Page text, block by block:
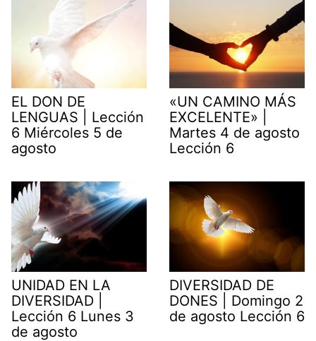
EL DON DE
LENGUAS | Lección
6 Miércoles 5 de
agosto
«UN CAMINO MÁS
EXCELENTE» |
Martes 4 de agosto
Lección 6
UNIDAD EN LA
DIVERSIDAD |
Lección 6 Lunes 3
de agosto
DIVERSIDAD DE
DONES | Domingo 2
de agosto Lección 6